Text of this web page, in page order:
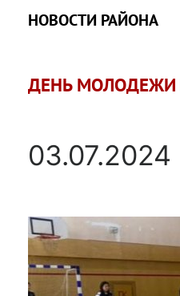
НОВОСТИ РАЙОНА
ДЕНЬ МОЛОДЕЖИ
03.07.2024